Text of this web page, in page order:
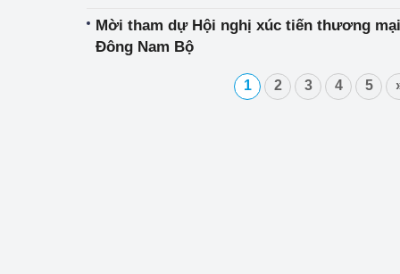
Mời tham dự Hội nghị xúc tiến thương
Đông Nam Bộ
1 2 3 4 5